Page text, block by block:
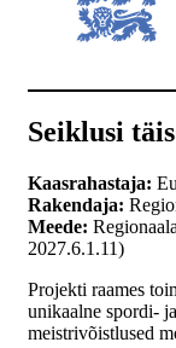
Seiklusi
Kaasrahastaja:
Rakendaja:
Meede:
2027.6.1.11)
Projekti raames
unikaalne spordi-
meistrivõistlused